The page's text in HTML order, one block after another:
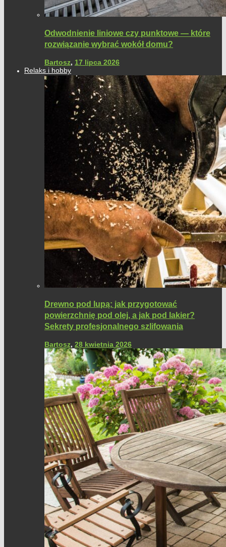
Odwodnienie liniowe czy punktowe — które
rozwiązanie wybrać wokół domu?
Bartosz, 17 lipca 2026
Relaks i hobby
Drewno pod lupą: jak przygotować
powierzchnię pod olej, a jak pod lakier?
Sekrety profesjonalnego szlifowania
Bartosz, 28 kwietnia 2026